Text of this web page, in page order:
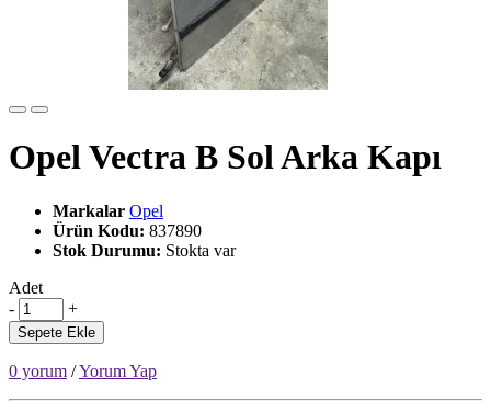
Opel Vectra B Sol Arka Kapı
Markalar Opel
Ürün Kodu: 837890
Stok Durumu: Stokta var
Adet
-
+
Sepete Ekle
0 yorum /Yorum Yap